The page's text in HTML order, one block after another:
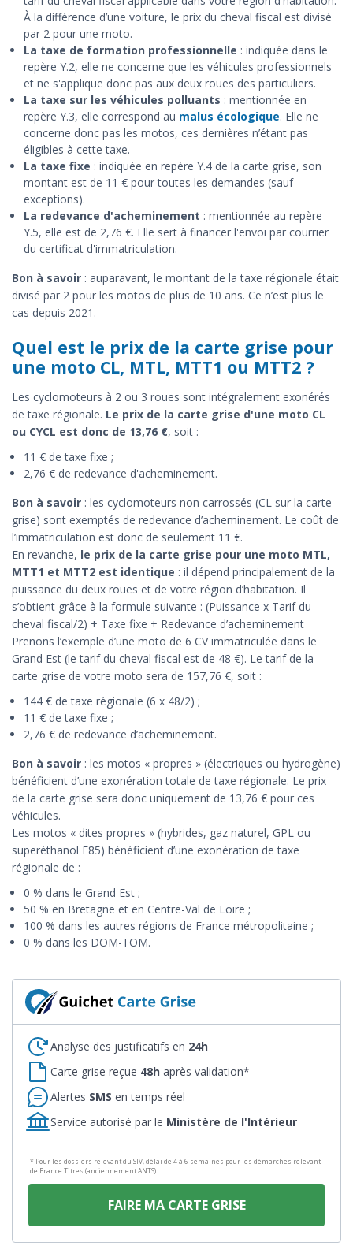
À la différence d’une voiture, le prix du cheval fiscal est divisé
par 2 pour une moto.
La taxe de formation professionnelle : indiquée dans le
repère Y.2, elle ne concerne que les véhicules professionnels
et ne s'applique donc pas aux deux roues des particuliers.
La taxe sur les véhicules polluants : mentionnée en
repère Y.3, elle correspond au malus écologique. Elle ne
concerne donc pas les motos, ces dernières n’étant pas
éligibles à cette taxe.
La taxe fixe : indiquée en repère Y.4 de la carte grise, son
montant est de 11 € pour toutes les demandes (sauf
exceptions).
La redevance d'acheminement : mentionnée au repère
Y.5, elle est de 2,76 €. Elle sert à financer l'envoi par courrier
du certificat d'immatriculation.
Bon à savoir : auparavant, le montant de la taxe régionale était
divisé par 2 pour les motos de plus de 10 ans. Ce n’est plus le
cas depuis 2021.
Quel est le prix de la carte grise pour
une moto CL, MTL, MTT1 ou MTT2 ?
Les cyclomoteurs à 2 ou 3 roues sont intégralement exonérés
de taxe régionale. Le prix de la carte grise d'une moto CL
ou CYCL est donc de 13,76 €, soit :
11 € de taxe fixe ;
2,76 € de redevance d'acheminement.
Bon à savoir : les cyclomoteurs non carrossés (CL sur la carte
grise) sont exemptés de redevance d’acheminement. Le coût de
l’immatriculation est donc de seulement 11 €.
En revanche, le prix de la carte grise pour une moto MTL,
MTT1 et MTT2 est identique : il dépend principalement de la
puissance du deux roues et de votre région d’habitation. Il
s’obtient grâce à la formule suivante : (Puissance x Tarif du
cheval fiscal/2) + Taxe fixe + Redevance d’acheminement
Prenons l’exemple d’une moto de 6 CV immatriculée dans le
Grand Est (le tarif du cheval fiscal est de 48 €). Le tarif de la
carte grise de votre moto sera de 157,76 €, soit :
144 € de taxe régionale (6 x 48/2) ;
11 € de taxe fixe ;
2,76 € de redevance d’acheminement.
Bon à savoir : les motos « propres » (électriques ou hydrogène)
bénéficient d’une exonération totale de taxe régionale. Le prix
de la carte grise sera donc uniquement de 13,76 € pour ces
véhicules.
Les motos « dites propres » (hybrides, gaz naturel, GPL ou
superéthanol E85) bénéficient d’une exonération de taxe
régionale de :
0 % dans le Grand Est ;
50 % en Bretagne et en Centre-Val de Loire ;
100 % dans les autres régions de France métropolitaine ;
0 % dans les DOM-TOM.
Analyse des justificatifs en 24h
Carte grise reçue 48h après validation*
Alertes SMS en temps réel
Service autorisé par le Ministère de l'Intérieur
* Pour les dossiers relevant du SIV, délai de 4 à 6 semaines pour les démarches relevant
de France Titres (anciennement ANTS)
FAIRE MA CARTE GRISE